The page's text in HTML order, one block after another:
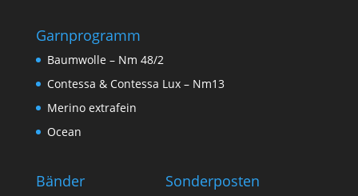
Garnprogramm
Baumwolle – Nm 48/2
Contessa & Contessa Lux – Nm13
Merino extrafein
Ocean
Bänder Sonderposten